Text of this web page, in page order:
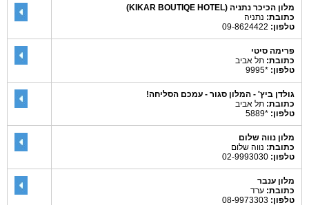
מלון הכיכר נתניה (KIKAR BOUTIQE HOTEL)
כתובת: נתניה
טלפון:
פרימה סיטי
כתובת: תל אביב
טלפון: *9995
גולדן ביץ' - המלון סגור - עמכם הסליחה!
כתובת: תל אביב
טלפון: *5889
מלון נווה שלום
כתובת: נווה שלום
טלפון:
מלון ענבר
כתובת: ערד
טלפון: